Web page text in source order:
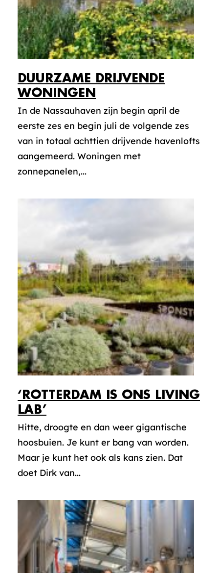
DUURZAME DRIJVENDE
WONINGEN
In de Nassauhaven zijn begin april de
eerste zes en begin juli de volgende zes
van in totaal achttien drijvende havenlofts
aangemeerd. Woningen met
zonnepanelen,...
‘ROTTERDAM IS ONS LIVING
LAB’
Hitte, droogte en dan weer gigantische
hoosbuien. Je kunt er bang van worden.
Maar je kunt het ook als kans zien. Dat
doet Dirk van...